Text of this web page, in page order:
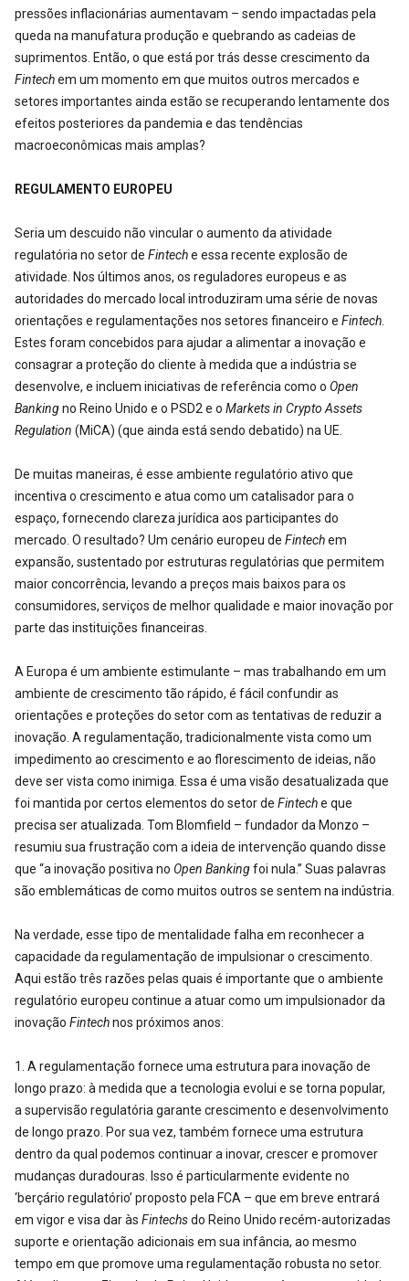
pressões inflacionárias aumentavam – sendo impactadas pela
queda na manufatura produção e quebrando as cadeias de
suprimentos. Então, o que está por trás desse crescimento da
Fintechem um momento em que muitos outros mercados e
setores importantes ainda estão se recuperando lentamente dos
efeitos posteriores da pandemia e das tendências
macroeconômicas mais amplas?
REGULAMENTO EUROPEU
Seria um descuido não vincular o aumento da atividade
regulatória no setor de Finteche essa recente explosão de
atividade. Nos últimos anos, os reguladores europeus e as
autoridades do mercado local introduziram uma série de novas
orientações e regulamentações nos setores financeiro e Fintech
Estes foram concebidos para ajudar a alimentar a inovação e
consagrar a proteção do cliente à medida que a indústria se
desenvolve, e incluem iniciativas de referência como o Open
Bankingno Reino Unido e o PSD2 e o Markets in Crypto Assets
Regulation (MiCA) (que ainda está sendo debatido) na UE.
De muitas maneiras, é esse ambiente regulatório ativo que
incentiva o crescimento e atua como um catalisador para o
espaço, fornecendo clareza jurídica aos participantes do
mercado. O resultado? Um cenário europeu de Fintechem
expansão, sustentado por estruturas regulatórias que permitem
maior concorrência, levando a preços mais baixos para os
consumidores, serviços de melhor qualidade e maior inovação por
parte das instituições financeiras.
A Europa é um ambiente estimulante – mas trabalhando em um
ambiente de crescimento tão rápido, é fácil confundir as
orientações e proteções do setor com as tentativas de reduzir a
inovação. A regulamentação, tradicionalmente vista como um
impedimento ao crescimento e ao florescimento de ideias, não
deve ser vista como inimiga. Essa é uma visão desatualizada que
foi mantida por certos elementos do setor de Finteche que
precisa ser atualizada. Tom Blomfield – fundador da Monzo –
resumiu sua frustração com a ideia de intervenção quando disse
que “a inovação positiva no Open Bankingfoi nula.” Suas palavras
são emblemáticas de como muitos outros se sentem na indústria.
Na verdade, esse tipo de mentalidade falha em reconhecer a
capacidade da regulamentação de impulsionar o crescimento.
Aqui estão três razões pelas quais é importante que o ambiente
regulatório europeu continue a atuar como um impulsionador da
inovação Fintechnos próximos anos:
1. A regulamentação fornece uma estrutura para inovação de
longo prazo: à medida que a tecnologia evolui e se torna popular,
a supervisão regulatória garante crescimento e desenvolvimento
de longo prazo. Por sua vez, também fornece uma estrutura
dentro da qual podemos continuar a inovar, crescer e promover
mudanças duradouras. Isso é particularmente evidente no
‘berçário regulatório’ proposto pela FCA – que em breve entrará
em vigor e visa dar às Fintechsdo Reino Unido recém-autorizadas
suporte e orientação adicionais em sua infância, ao mesmo
tempo em que promove uma regulamentação robusta no setor.